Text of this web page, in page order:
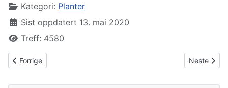
Kategori: Planter
Sist oppdatert 13. mai 2020
Treff: 4580
Forrige artikkel: Kveldsprosjekt: Plantehylle/Plantelys
Forrige Neste
Neste